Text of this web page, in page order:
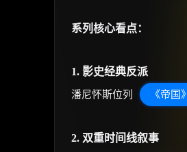
系列核心看点：
1. 影史经典反派
潘尼怀斯位列 《帝国》
2. 双重时间线叙事